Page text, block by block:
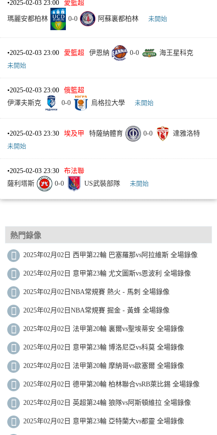
•2025-02-03 23:00 愛籃超
瑪麗安都柏林 0-0 阿蘇裏都柏林 未開始
•2025-02-03 23:00 愛籃超 伊恩納 0-0
海王星科克
未開始
•2025-02-03 23:00
俄籃超
伊澤夫斯克
0-0 烏格拉大學 未開始
•2025-02-03 23:30 埃及甲 特薩納體育 0-0
達雅洛特
未開始
•2025-02-03 23:30
布法聯
薩利塔斯
0-0 US武裝部隊 未開始
熱門錄像
2025年02月02日 西甲第22輪 巴塞羅那vs阿拉維斯 全場錄像
2025年02月02日 意甲第23輪 尤文圖斯vs恩波利 全場錄像
2025年02月02日NBA常規賽 熱火 - 馬刺 全場錄像
2025年02月02日NBA常規賽 掘金 - 黃蜂 全場錄像
2025年02月02日 法甲第20輪 裏爾vs聖埃蒂安 全場錄像
2025年02月02日 意甲第23輪 博洛尼亞vs科莫 全場錄像
2025年02月02日 法甲第20輪 摩納哥vs歐塞爾 全場錄像
2025年02月02日 德甲第20輪 柏林聯合vsRB萊比錫 全場錄像
2025年02月02日 英超第24輪 狼隊vs阿斯頓維拉 全場錄像
2025年02月02日 意甲第23輪 亞特蘭大vs都靈 全場錄像